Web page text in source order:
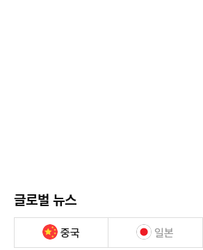
글로벌 뉴스
중국 일본